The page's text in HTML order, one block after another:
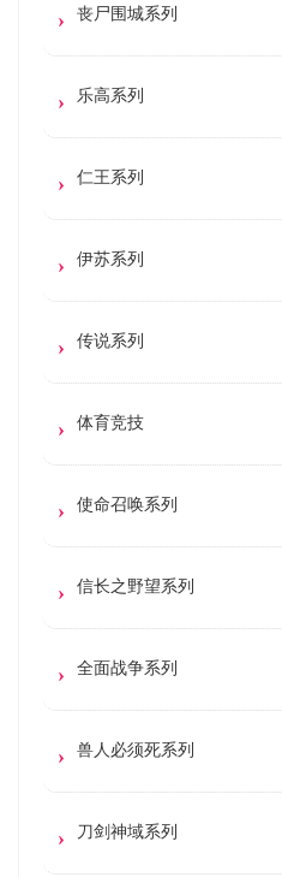
丧尸围城系列
乐高系列
仁王系列
伊苏系列
传说系列
体育竞技
使命召唤系列
信长之野望系列
全面战争系列
兽人必须死系列
刀剑神域系列